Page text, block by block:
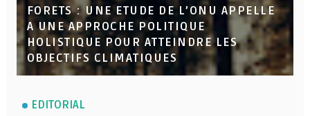
FORETS : UNE ETUDE DE L’ONU APPELLE
A UNE APPROCHE POLITIQUE
HOLISTIQUE POUR ATTEINDRE LES
OBJECTIFS CLIMATIQUES
EDITORIAL